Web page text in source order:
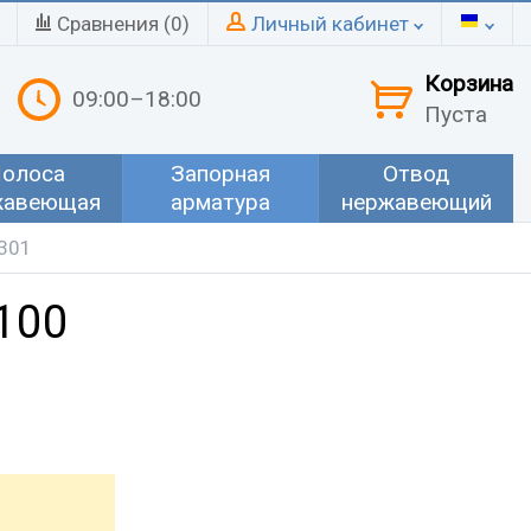
Сравнения (0) Личный кабинет
09:00–18:00
Корзина
Пуста
Запорная
арматура
Отвод
нержавеющий